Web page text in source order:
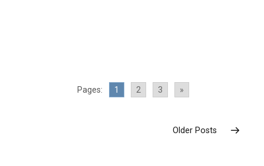
Pages: 1 2 3 »
Older Posts